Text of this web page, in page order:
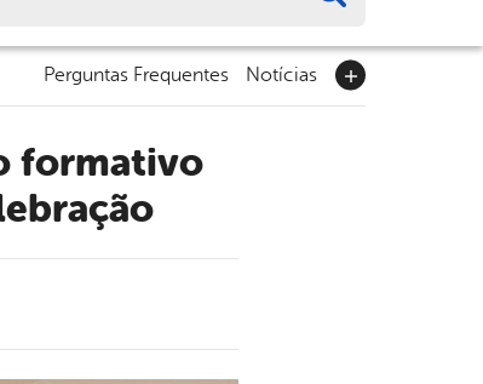
Perguntas Frequentes Notícias